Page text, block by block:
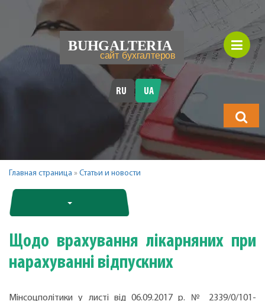
RU UA
Главная страница » Статьи и новости
Щодо врахування лікарняних при
нарахуванні відпускних
Мінсоцполітики у листі від 06.09.2017 р. № 2339/0/101-